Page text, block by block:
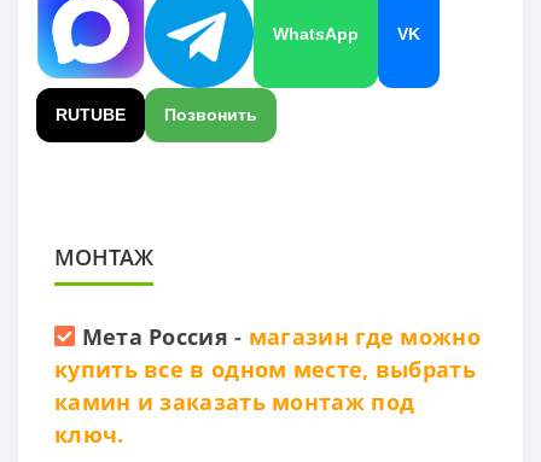
WhatsApp VK
RUTUBE Позвонить
МОНТАЖ
Мета Россия - магазин где можно
купить все в одном месте, выбрать
камин и заказать монтаж под
ключ.